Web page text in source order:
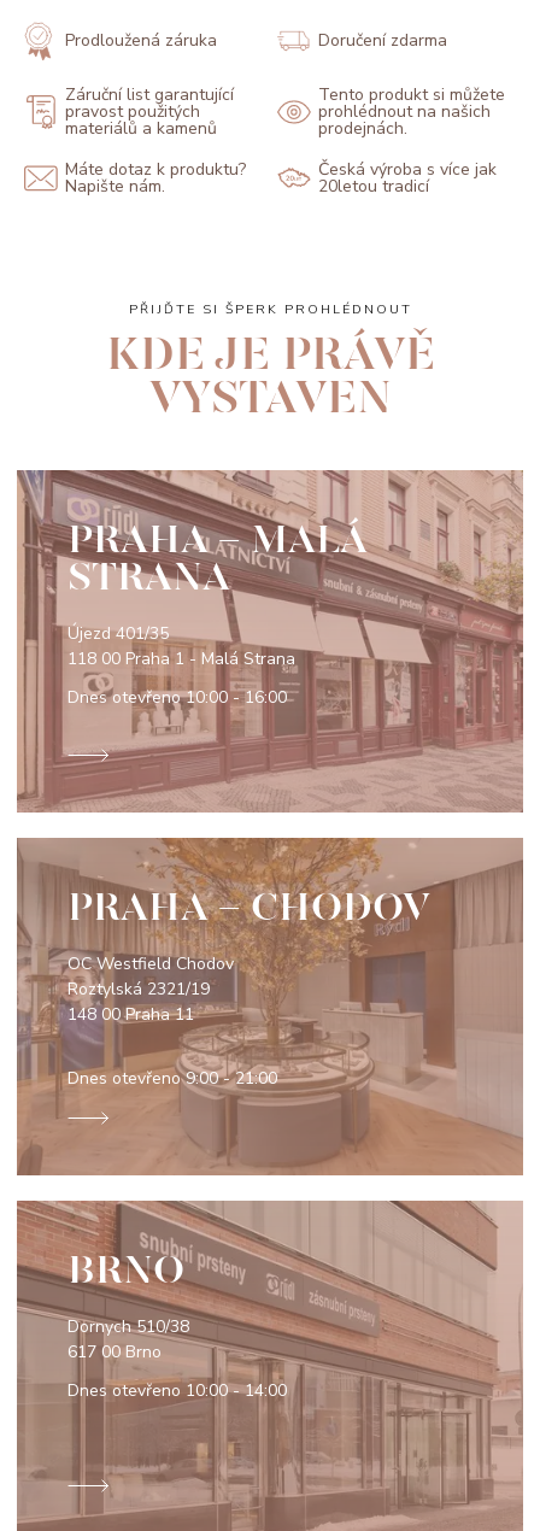
Prodloužená záruka Doručení zdarma
Záruční list garantující
pravost použitých
materiálů a kamenů
Tento produkt si můžete
prohlédnout na našich
prodejnách.
Máte dotaz k produktu?
Napište nám.
Česká výroba s více jak
20letou tradicí
PŘIJĎTE SI ŠPERK PROHLÉDNOUT
KDE JE PRÁVĚ
VYSTAVEN
PRAHA - MALÁ
STRANA
Újezd 401/35
118 00 Praha 1 - Malá Strana
Dnes otevřeno10:00 - 16:00
PRAHA - CHODOV
OC Westfield Chodov
Roztylská 2321/19
148 00 Praha 11
Dnes otevřeno9:00 - 21:00
BRNO
Dornych 510/38
617 00 Brno
Dnes otevřeno 10:00 - 14:00